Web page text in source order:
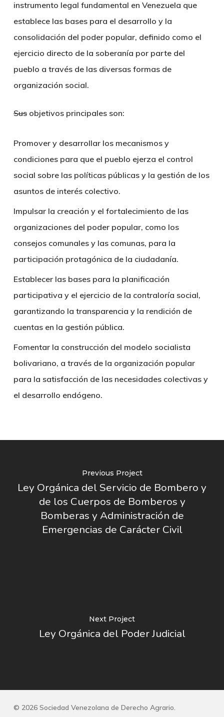
instrumento legal fundamental en Venezuela que
establece las bases para el desarrollo y la
consolidación del poder popular, definido como el
ejercicio directo de la soberanía por parte del
pueblo a través de las diversas formas de
organización social.
Susobjetivos principales son:
Promover y desarrollar los mecanismos y
condiciones para que el pueblo ejerza el control
social sobre las políticas públicas y la gestión de los
asuntos de interés colectivo.
Impulsar la creación y el fortalecimiento de las
organizaciones del poder popular, como los
consejos comunales y las comunas, para la
participación protagónica de la ciudadanía.
Establecer las bases para la planificación
participativa y el ejercicio de la contraloría social,
garantizando la transparencia y la rendición de
cuentas en la gestión pública.
Fomentar la construcción del modelo socialista
bolivariano, a través de la organización popular
para la satisfacción de las necesidades colectivas y
el desarrollo endógeno.
Previous Project
Ley Orgánica del Servicio de Bombero y
de los Cuerpos de Bomberos y
Bomberas y Administración de
Emergencias de Carácter Civil
Next Project
Ley Orgánica del Poder Judicial
© 2026 Sociedad Venezolana de Derecho Agrario.